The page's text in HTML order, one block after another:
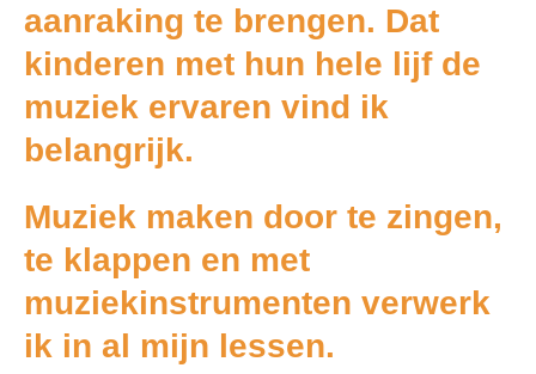
aanraking te brengen. Dat
kinderen met hun hele lijf de
muziek ervaren vind ik
belangrijk.
Muziek maken door te zingen,
te klappen en met
muziekinstrumenten verwerk
ik in al mijn lessen.